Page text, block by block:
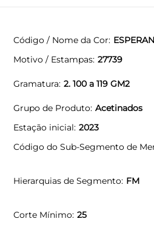
Código / Nome da Cor
Motivo / Estampas 27739
Gramatura 2. 100 a 119 GM2
Grupo de Produto Acetinados
Estação inicial 2023
Código do Sub-Segmento de
Hierarquias de Segmento FM
Corte Mínimo 25